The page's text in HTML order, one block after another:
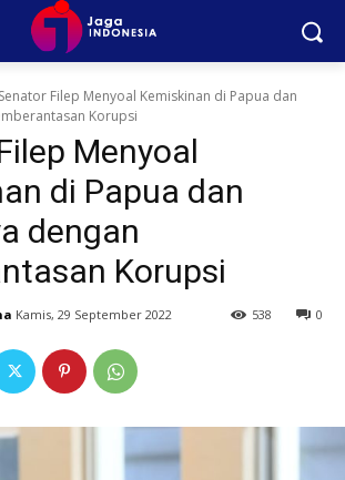
Senator Filep Menyoal Kemiskinan di Papua dan
Korupsi
Menyoal
di Papua dan
dengan
Korupsi
Kamis, 29 September 2022 0
538